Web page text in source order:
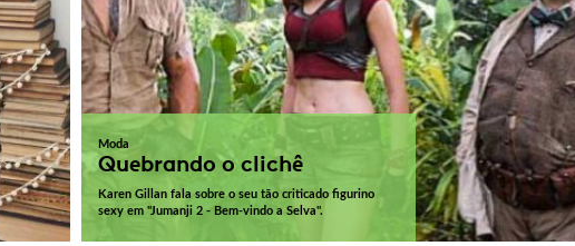
Moda
Quebrando o clichê
Karen Gillan fala sobre o seu tão criticado figurino
sexy em "Jumanji 2 - Bem-vindo a Selva".